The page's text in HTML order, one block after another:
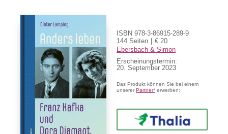
ISBN 978-3-86915-289-9
144 Seiten
€ 20
Ebersbach & Simon
Erscheinungstermin:
20. September 2023
Das Produkt können Sie bei einem
unsererPartner* erwerben:
Thalia